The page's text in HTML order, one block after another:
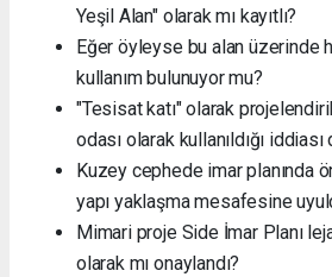
Yeşil Alan" olarak mı kayıtlı?
Eğer öyleyse bu alan üzerinde
kullanım bulunuyor mu?
"Tesisat katı" olarak
odası olarak kullanıldığı
Kuzey cephede imar planında
yapı yaklaşma mesafesine
Mimari proje Side İmar Planı
olarak mı onaylandı?